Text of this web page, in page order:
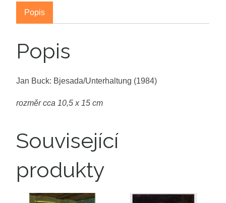
Popis
Popis
Jan Buck: Bjesada/Unterhaltung (1984)
rozměr cca 10,5 x 15 cm
Související
produkty